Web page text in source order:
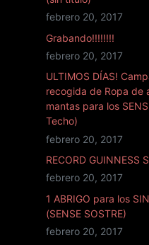
febrero 20, 2017
Grabando!!!!!!!!
febrero 20, 2017
ULTIMOS DÍAS!
recogida de Ropa de
mantas para los
Techo)
febrero 20, 2017
RECORD GUINNESS
febrero 20, 2017
1 ABRIGO para los
(SENSE SOSTRE)
febrero 20, 2017